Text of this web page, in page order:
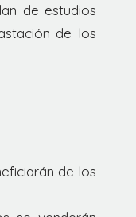
de estudios
de los
de los